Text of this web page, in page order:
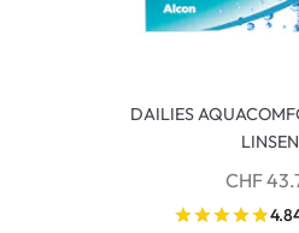
DAILIES
LINSEN
CHF